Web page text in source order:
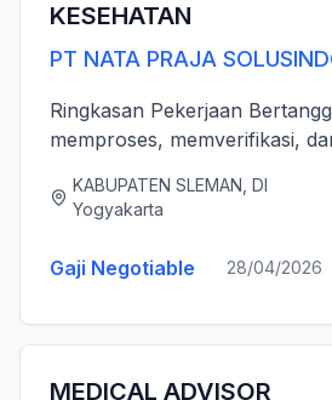
KESEHATAN
PT NATA PRAJA
Ringkasan Pekerjaan
memproses, memverifikasi,
dan rawat jalan) secara
serta sesuai dengan ...
KABUPATEN SLEMAN, DI
Yogyakarta
Gaji Negotiable 28/04/2026
MEDICAL ADVISOR